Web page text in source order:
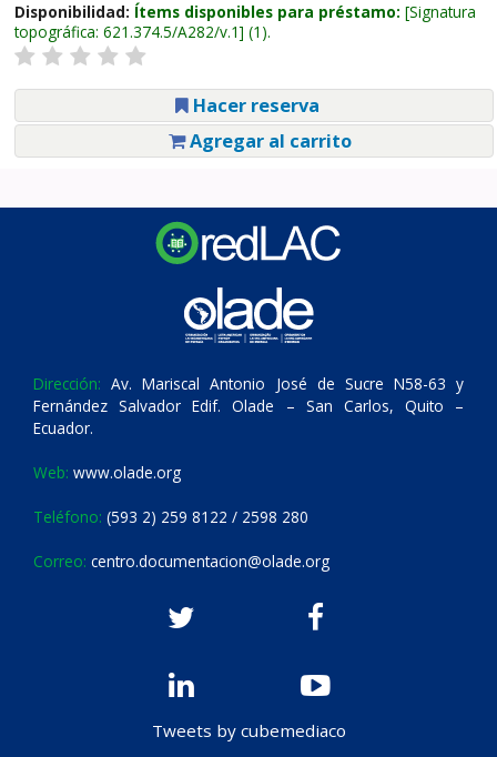
Disponibilidad: Ítems disponibles para préstamo: Signatura
topográfica: 621.374.5/A282/v.1 (1).
Hacer reserva
Agregar al carrito
Dirección: Av. Mariscal Antonio José de Sucre N58-63 y
Fernández Salvador Edif. Olade – San Carlos, Quito –
Ecuador.
Web: www.olade.org
Teléfono: (593 2) 259 8122 / 2598 280
Correo: centro.documentacion@olade.org
Tweets by cubemediaco